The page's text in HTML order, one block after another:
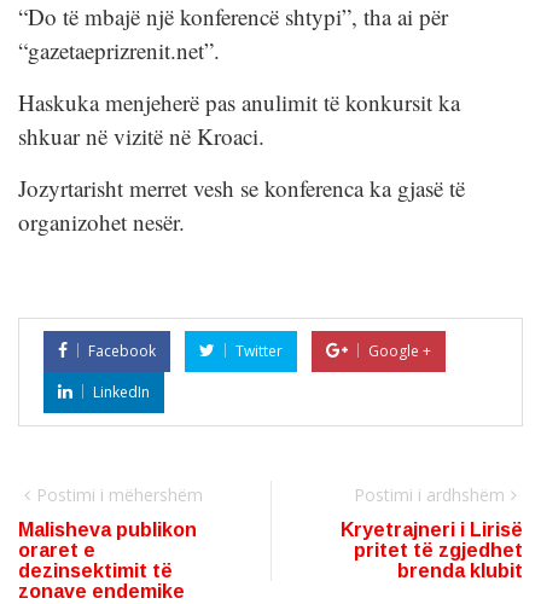
“Do të mbajë një konferencë shtypi”, tha ai për
“gazetaeprizrenit.net”.
Haskuka menjeherë pas anulimit të konkursit ka
shkuar në vizitë në Kroaci.
Jozyrtarisht merret vesh se konferenca ka gjasë të
organizohet nesër.
Facebook Twitter
Google +
LinkedIn
Postimi i mëhershëm
Malisheva publikon
oraret e
dezinsektimit të
zonave endemike
Postimi i ardhshëm
Kryetrajneri i Lirisë
pritet të zgjedhet
brenda klubit